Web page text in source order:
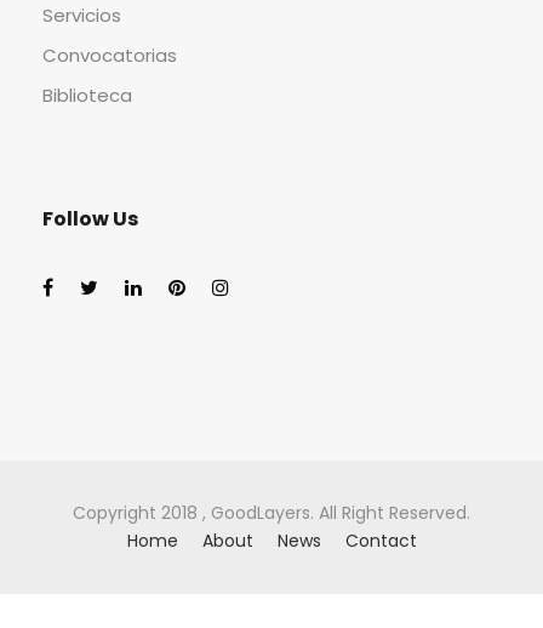
Servicios
Convocatorias
Biblioteca
Follow Us
Copyright 2018 , GoodLayers. All Right Reserved.
Home
About News Contact